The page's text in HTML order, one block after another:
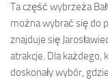
Ta część wybrzeża
można wybrać się do
znajduje się
atrakcje. Dla każdego,
doskonały wybór,